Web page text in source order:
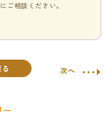
ご相談ください。
次へ
ー